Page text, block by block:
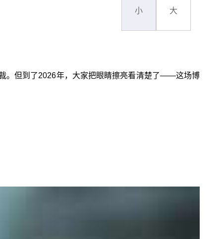
小 大
。但到了2026年，大家把眼睛擦亮看清楚了——这场博